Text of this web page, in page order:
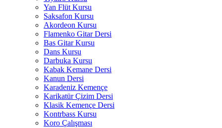
Yan Flüt Kursu
Saksafon Kursu
Akordeon Kursu
Flamenko Gitar Dersi
Bas Gitar Kursu
Dans Kursu
Darbuka Kursu
Kabak Kemane Dersi
Kanun Dersi
Karadeniz Kemençe
Karikatür Çizim Dersi
Klasik Kemençe Dersi
Kontrbass Kursu
Koro Çalışması